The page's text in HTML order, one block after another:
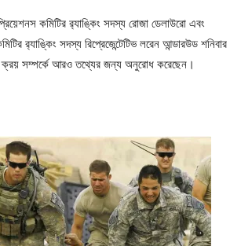
কমিটির র‍্যাঙ্কিং সদস্য রোজা ডেলাউরো এবং
র‍্যাঙ্কিং সদস্য রিপ্রেজেন্টেটিভ লরেন আন্ডারউড শনিবার
ক্রয় সম্পর্কে আরও তথ্যের জন্য অনুরোধ করেছেন।